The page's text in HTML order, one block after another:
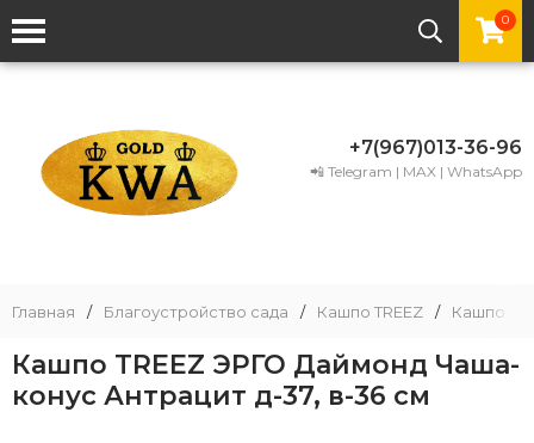
0
+7(967)013-36-96
📲 Telegram | MAX | WhatsApp
Главная / Благоустройство сада / Кашпо TREEZ / Кашпо
Кашпо TREEZ ЭРГО Даймонд Чаша-
конус Антрацит д-37, в-36 см